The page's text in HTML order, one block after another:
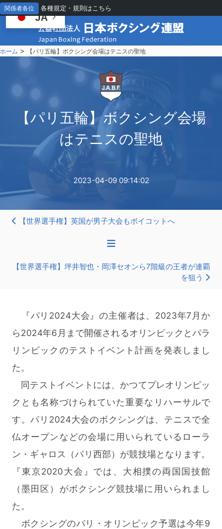
関係者各位 各種規定・規則はこちら
ホーム > 【パリ五輪】ボクシング会場はテニスの聖地
【パリ五輪】ボクシング会場
はテニスの聖地
2023-04-09 09:14:02
【世界選手権】英国が男子大会もボイコットへ
【世界選手権】坪井智也・岡澤セオンら7階級の王者が連覇
を狙う
『パリ2024大会』の主催者は、2023年7月か
ら2024年6月まで開催されるオリンピックとパラ
リンピックのテストイベント計画を発表しまし
た。
同テストイベントには、かつてプレオリンピッ
クとも名称づけられていた重要なリハーサルで
す。パリ2024大会のボクシングは、テニスで全
仏オープンなどの会場に用いられているローラ
ン・ギャロス（パリ西部）が競技場となります。
『東京2020大会』では、大相撲の両国国技館
（墨田区）がボクシング競技場に用いられまし
た。
ボクシングのパリ・オリンピック予選は今年9
JA